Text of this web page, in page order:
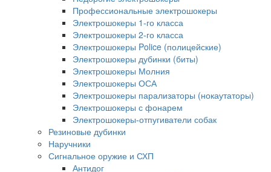
Профессиональные электрошокеры
Электрошокеры 1-го класса
Электрошокеры 2-го класса
Электрошокеры Police (полицейские)
Электрошокеры дубинки (биты)
Электрошокеры Молния
Электрошокеры ОСА
Электрошокеры парализаторы (нокаутаторы)
Электрошокеры с фонарем
Электрошокеры-отпугиватели собак
Резиновые дубинки
Наручники
Сигнальное оружие и СХП
Антидог